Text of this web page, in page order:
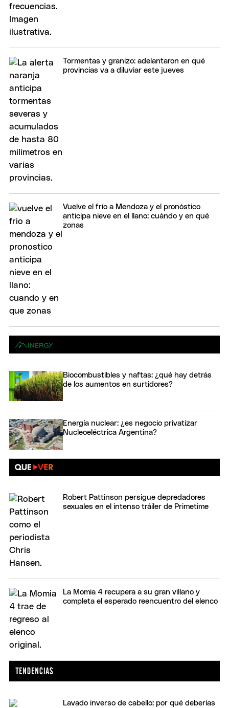
Tormentas y granizo: adelantaron en qué
provincias va a diluviar este jueves
Vuelve el frío a Mendoza y el pronóstico
anticipa nieve en el llano: cuándo y en qué
zonas
Biocombustibles y naftas: ¿qué hay detrás
de los aumentos en surtidores?
Energía nuclear: ¿es negocio privatizar
Nucleoeléctrica Argentina?
Robert Pattinson persigue depredadores
sexuales en el intenso tráiler de Primetime
La Momia 4 recupera a su gran villano y
completa el esperado reencuentro del elenco
Lavado inverso de cabello: por qué deberías